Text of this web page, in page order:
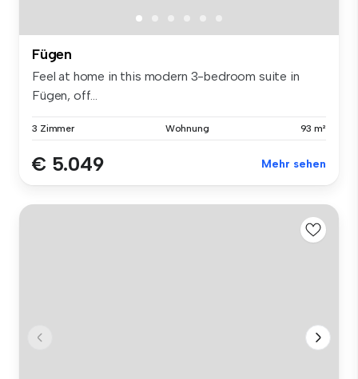
Fügen
Feel at home in this modern 3-bedroom suite in
Fügen, off...
3 Zimmer Wohnung 93 m²
€ 5.049 Mehr sehen